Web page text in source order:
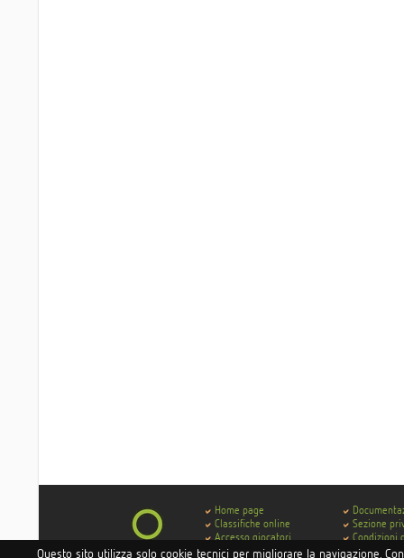
Questo sito utilizza solo cookie tecnici per migliorare la navigazione.
Home page
Classifiche online
Accesso giocatori
Accesso hotel e istituti
Sezione
Condizioni
Contatti